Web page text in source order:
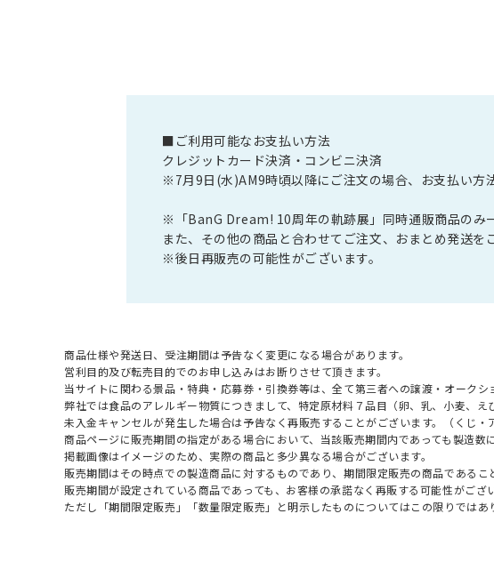
■ご利用可能なお支払い方法
クレジットカード決済・コンビニ決済
※7月9日(水)AM9時頃以降にご注文の場合、お支払い方
※「BanG Dream! 10周年の軌跡展」同時通販商品のみ
また、その他の商品と合わせてご注文、おまとめ発送を
※後日再販売の可能性がございます。
商品仕様や発送日、受注期間は予告なく変更になる場合があります。
営利目的及び転売目的でのお申し込みはお断りさせて頂きます。
当サイトに関わる景品・特典・応募券・引換券等は、全て第三者への譲渡・オークシ
弊社では食品のアレルギー物質につきまして、特定原材料７品目（卵、乳、小麦、
未入金キャンセルが発生した場合は予告なく再販売することがございます。（くじ・
商品ページに販売期間の指定がある場合において、当該販売期間内であっても製造数
掲載画像はイメージのため、実際の商品と多少異なる場合がございます。
販売期間はその時点での製造商品に対するものであり、期間限定販売の商品であるこ
販売期間が設定されている商品であっても、お客様の承諾なく再販する可能性がござ
ただし「期間限定販売」「数量限定販売」と明示したものについてはこの限りではあ